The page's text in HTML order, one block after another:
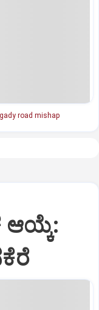
road mishap
ಆಯ್ಕೆ: